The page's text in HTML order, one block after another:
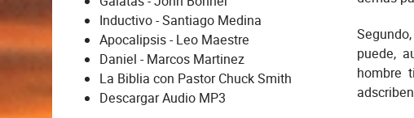
Inductivo - Santiago Medina
Apocalipsis - Leo Maestre
Daniel - Marcos Martinez
La Biblia con Pastor Chuck Smith
Descargar Audio MP3
puede,
hombre